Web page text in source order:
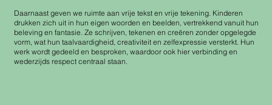
Daarnaast geven we ruimte aan vrije tekst en vrije tekening. Kinderen
drukken zich uit in hun eigen woorden en beelden, vertrekkend vanuit hun
beleving en fantasie. Ze schrijven, tekenen en creëren zonder opgelegde
vorm, wat hun taalvaardigheid, creativiteit en zelfexpressie versterkt. Hun
werk wordt gedeeld en besproken, waardoor ook hier verbinding en
wederzijds respect centraal staan.